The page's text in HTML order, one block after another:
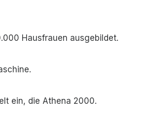
Hausfrauen ausgebildet.
ein, die Athena 2000.